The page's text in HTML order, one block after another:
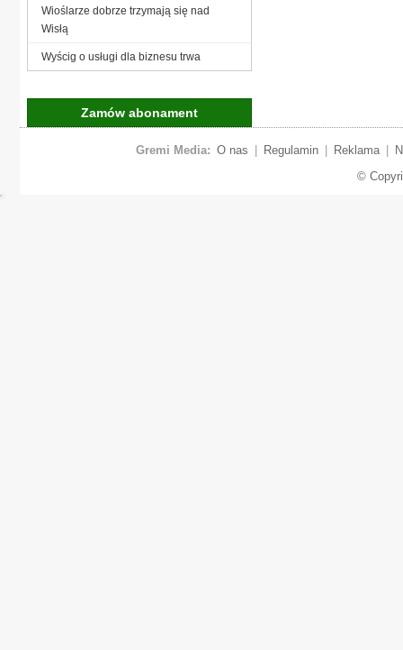
Wioślarze dobrze trzymają się nad
Wisłą
Wyścig o usługi dla biznesu trwa
Zamów abonament
Gremi Media: O nas Regulamin Reklama
©